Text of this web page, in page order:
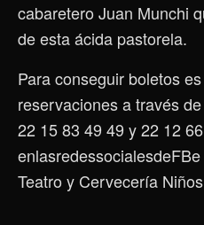
cabaretero Juan Munchi
de esta ácida pastorela.
Para conseguir boletos
reservaciones a través
22 15 83 49 49 y 22 12
Teatro y Cervecería